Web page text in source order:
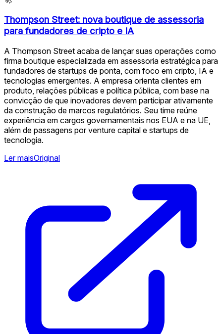
Thompson Street: nova boutique de assessoria
para fundadores de cripto e IA
A Thompson Street acaba de lançar suas operações como
firma boutique especializada em assessoria estratégica para
fundadores de startups de ponta, com foco em cripto, IA e
tecnologias emergentes. A empresa orienta clientes em
produto, relações públicas e política pública, com base na
convicção de que inovadores devem participar ativamente
da construção de marcos regulatórios. Seu time reúne
experiência em cargos governamentais nos EUA e na UE,
além de passagens por venture capital e startups de
tecnologia.
Ler maisOriginal